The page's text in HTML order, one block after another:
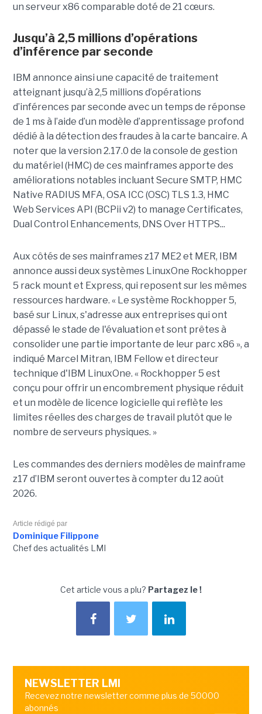
un serveur x86 comparable doté de 21 cœurs.
Jusqu’à 2,5 millions d’opérations
d’inférence par seconde
IBM annonce ainsi une capacité de traitement
atteignant jusqu’à 2,5 millions d’opérations
d’inférences par seconde avec un temps de réponse
de 1 ms à l’aide d’un modèle d’apprentissage profond
dédié à la détection des fraudes à la carte bancaire. A
noter que la version 2.17.0 de la console de gestion
du matériel (HMC) de ces mainframes apporte des
améliorations notables incluant Secure SMTP, HMC
Native RADIUS MFA, OSA ICC (OSC) TLS 1.3, HMC
Web Services API (BCPii v2) to manage Certificates,
Dual Control Enhancements, DNS Over HTTPS...
Aux côtés de ses mainframes z17 ME2 et MER, IBM
annonce aussi deux systèmes LinuxOne Rockhopper
5 rack mount et Express, qui reposent sur les mêmes
ressources hardware. « Le système Rockhopper 5,
basé sur Linux, s'adresse aux entreprises qui ont
dépassé le stade de l'évaluation et sont prêtes à
consolider une partie importante de leur parc x86 », a
indiqué Marcel Mitran, IBM Fellow et directeur
technique d'IBM LinuxOne. « Rockhopper 5 est
conçu pour offrir un encombrement physique réduit
et un modèle de licence logicielle qui reflète les
limites réelles des charges de travail plutôt que le
nombre de serveurs physiques. »
Les commandes des derniers modèles de mainframe
z17 d’IBM seront ouvertes à compter du 12 août
2026.
Article rédigé par
Dominique Filippone
Chef des actualités LMI
Cet article vous a plu? Partagez le !
NEWSLETTER LMI
Recevez notre newsletter comme plus de 50000
abonnés